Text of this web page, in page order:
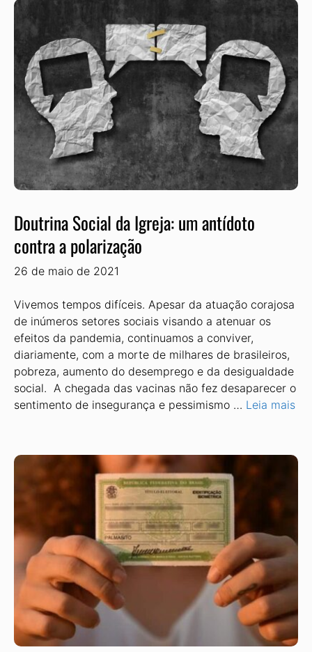
Doutrina Social da Igreja: um antídoto
contra a polarização
26 de maio de 2021
Vivemos tempos difíceis. Apesar da atuação corajosa
de inúmeros setores sociais visando a atenuar os
efeitos da pandemia, continuamos a conviver,
diariamente, com a morte de milhares de brasileiros,
pobreza, aumento do desemprego e da desigualdade
social. A chegada das vacinas não fez desaparecer o
sentimento de insegurança e pessimismo … Leia mais